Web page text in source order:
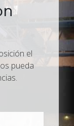
el
pueda